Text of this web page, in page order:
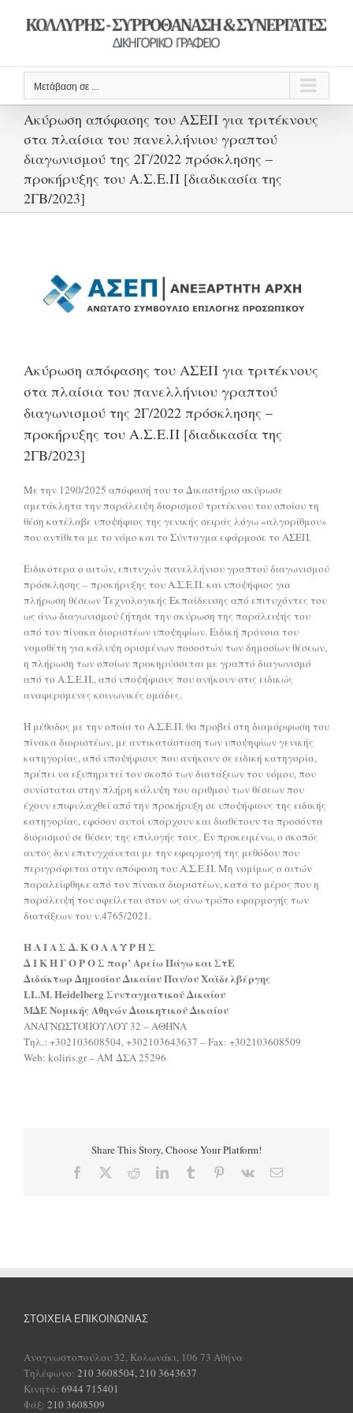
Μετάβαση σε ...
Ακύρωση απόφασης του ΑΣΕΠ για τριτέκνους
στα πλαίσια του πανελλήνιου γραπτού
διαγωνισμού της 2Γ/2022 πρόσκλησης –
προκήρυξης του Α.Σ.Ε.Π [διαδικασία της
2ΓΒ/2023]
μεγαλύτερης
εικόνας
Ακύρωση απόφασης του ΑΣΕΠ για τριτέκνους
στα πλαίσια του πανελλήνιου γραπτού
διαγωνισμού της 2Γ/2022 πρόσκλησης –
προκήρυξης του Α.Σ.Ε.Π [διαδικασία της
2ΓΒ/2023]
Με την 1290/2025 απόφασή του το Δικαστήριο ακύρωσε
αμετάκλητα την παράλειψη διορισμού τριτέκνου του οποίου τη
θέση κατέλαβε υποψήφιος της γενικής σειράς λόγω «αλγορίθμου»
που αντίθετα με το νόμο και το Σύνταγμα εφάρμοσε το ΑΣΕΠ.
Ειδικότερα ο αιτών, επιτυχών πανελλήνιου γραπτού διαγωνισμού
πρόσκλησης – προκήρυξης του Α.Σ.Ε.Π. και υποψήφιος για
πλήρωση θέσεων Τεχνολογικής Εκπαίδευσης από επιτυχόντες του
ως άνω διαγωνισμού ζήτησε την ακύρωση της παράλειψής του
από τον πίνακα διοριστέων υποψηφίων. Ειδική πρόνοια του
νομοθέτη για κάλυψη ορισμένων ποσοστών των δημοσίων θέσεων,
η πλήρωση των οποίων προκηρύσσεται με γραπτό διαγωνισμό
από το Α.Σ.Ε.Π., από υποψήφιους που ανήκουν στις ειδικώς
αναφερόμενες κοινωνικές ομάδες.
Η μέθοδος με την οποία το Α.Σ.Ε.Π. θα προβεί στη διαμόρφωση του
πίνακα διοριστέων, με αντικατάσταση των υποψηφίων γενικής
κατηγορίας, από υποψήφιους που ανήκουν σε ειδική κατηγορία,
πρέπει να εξυπηρετεί τον σκοπό των διατάξεων του νόμου, που
συνίσταται στην πλήρη κάλυψη του αριθμού των θέσεων που
έχουν επιφυλαχθεί από την προκήρυξη σε υποψήφιους της ειδικής
κατηγορίας, εφόσον αυτοί υπάρχουν και διαθέτουν τα προσόντα
διορισμού σε θέσεις της επιλογής τους. Εν προκειμένω, ο σκοπός
αυτός δεν επιτυγχάνεται με την εφαρμογή της μεθόδου που
περιγράφεται στην απόφαση του Α.Σ.Ε.Π. Μη νομίμως ο αιτών
παραλείφθηκε από τον πίνακα διοριστέων, κατά το μέρος που η
παράλειψή του οφείλεται στον ως άνω τρόπο εφαρμογής των
διατάξεων του ν.4765/2021.
Η Λ Ι Α Σ Δ. Κ Ο Λ Λ Υ Ρ Η Σ
Δ Ι Κ Η Γ Ο Ρ Ο Σ παρ’ Αρείω Πάγω και ΣτΕ
Διδάκτωρ Δημοσίου Δικαίου Παν/ου Χαϊδελβέργης
LL.M. Heidelberg Συνταγματικού Δικαίου
MΔΕ Νομικής Αθηνών Διοικητικού Δικαίου
ΑΝΑΓΝΩΣΤΟΠΟΥΛΟΥ 32 – ΑΘΗΝΑ
Τηλ.: +302103608504, +302103643637 – Fax: +302103608509
Web: koliris.gr – AM ΔΣΑ 25296
Share This Story, Choose Your Platform!
Facebook RedditLinkedInTumblr Pinterest
Vk Email
ΣΤΟΙΧΕΊΑ ΕΠΙΚΟΙΝΩΝΊΑΣ
Αναγνωστοπούλου 32, Κολωνάκι, 106 73 Αθήνα
Τηλέφωνο: 210 3608504, 210 3643637
Κινητό: 6944 715401
Φάξ: 210 3608509